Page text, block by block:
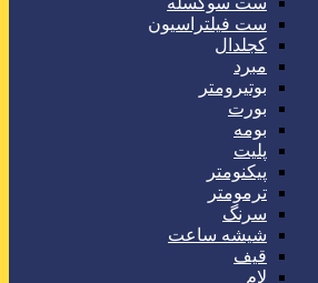
ست فیلتراسیون
کجلدال
مبرد
بوتیرومتر
بورت
بومه
پلیت
پیکنومتر
ترمومتر
سرنگ
شیشه ساعت
قیف
لام